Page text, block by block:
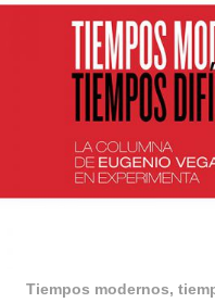
Tiempos modernos,